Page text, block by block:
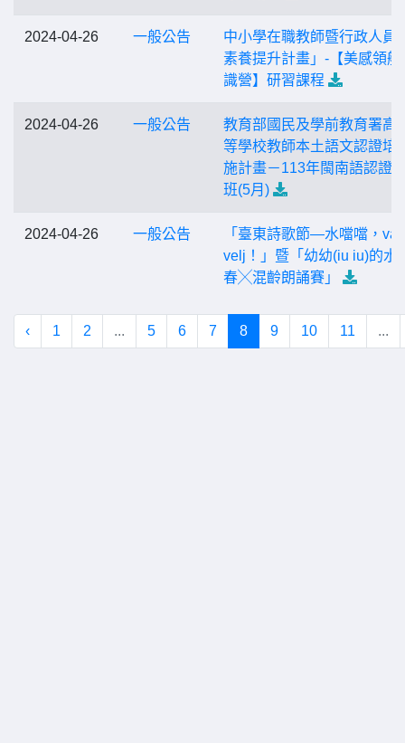
2024-04-26 一般公告
中小學在職教師暨行政人員
素養提升計畫」-【美感領航
識營】研習課程
2024-04-26 一般公告
教育部國民及學前教育署高
等學校教師本土語文認證培
施計畫－113年閩南語認證
班(5月)
2024-04-26 一般公告
「臺東詩歌節—水噹噹，
velj！」暨「幼幼(iu iu)的水
春╳混齡朗誦賽」
‹ 1 2 ... 5 6 7 8 9 10 11 ...